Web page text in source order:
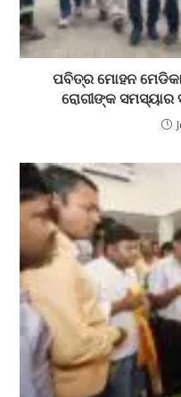
ପବିତ୍ର ମୋହନ
ରୋଗୀଙ୍କ ସମସ୍ୟାର